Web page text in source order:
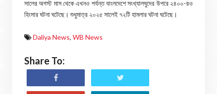
সালের অগস্ট মাস থেকে এখনও পর্যন্ত বাংলদেশে সংখ্যালঘুদের উপরে ২৪০০-রও
হিংসার ঘটনা ঘটেছে। শুধুমাত্র ২০২৫ সালেই ৭২টি হামলার ঘটনা ঘটেছে।
Daliya News, WB News
Share To: